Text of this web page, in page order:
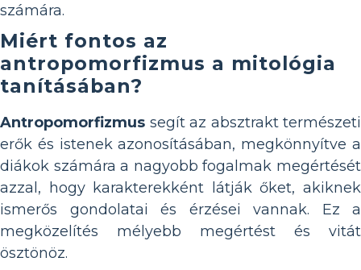
számára.
Miért fontos az
antropomorfizmus a mitológia
tanításában?
Antropomorfizmus segít az absztrakt természeti
erők és istenek azonosításában, megkönnyítve a
diákok számára a nagyobb fogalmak megértését
azzal, hogy karakterekként látják őket, akiknek
ismerős gondolatai és érzései vannak. Ez a
megközelítés mélyebb megértést és vitát
ösztönöz.